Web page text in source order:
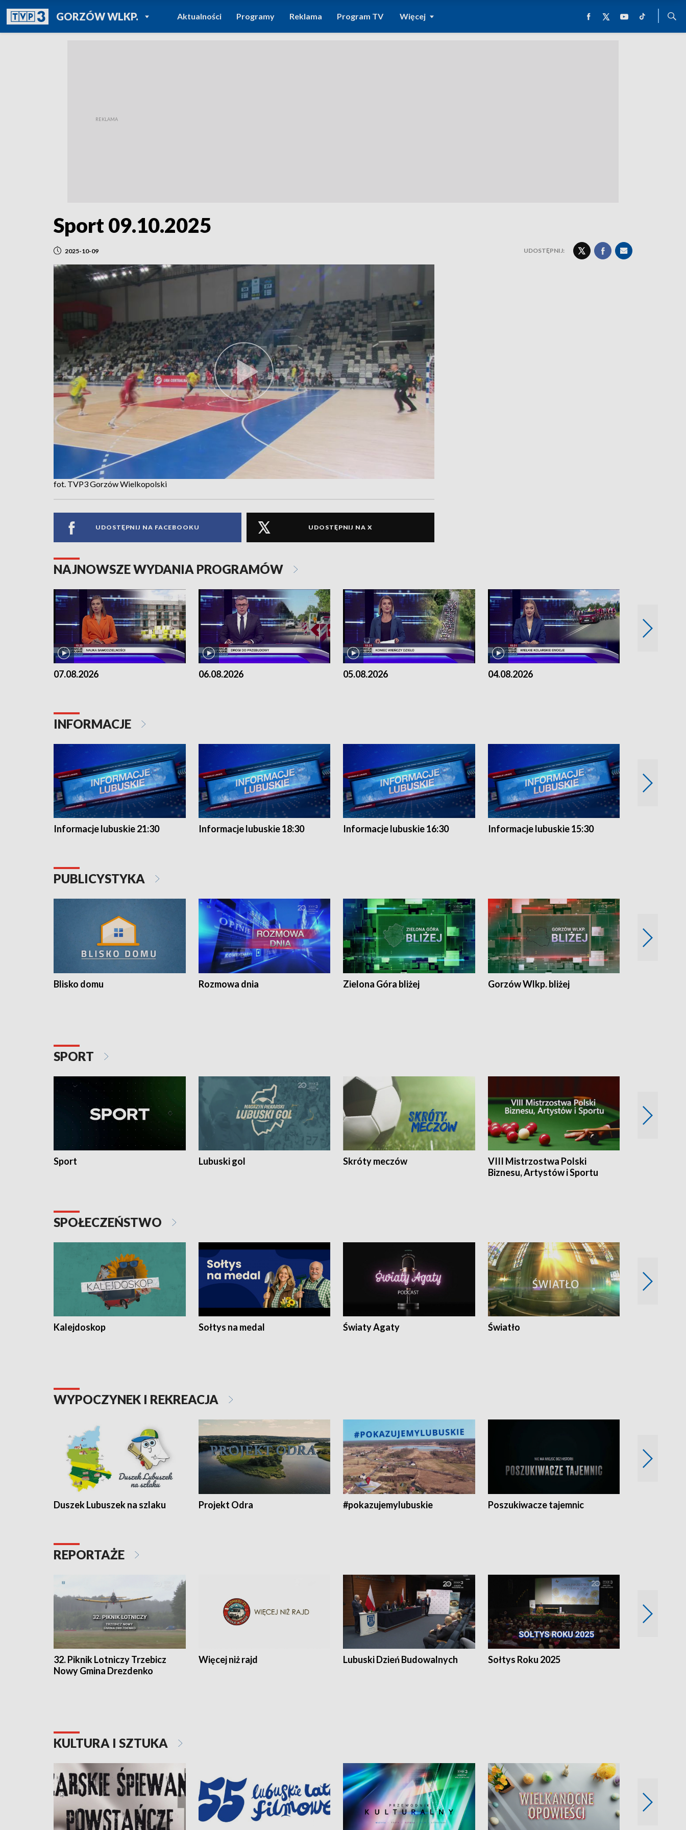
GORZÓW WLKP.POWRÓT DO
TVP REGIONY
Aktualności Programy Reklama Program TV Więcej
Sport 09.10.2025
2025-10-09 UDOSTĘPNIJ:
fot. TVP3 Gorzów Wielkopolski
UDOSTĘPNIJ NA FACEBOOKU UDOSTĘPNIJ NA X
NAJNOWSZE WYDANIA PROGRAMÓW
07.08.2026 06.08.2026 05.08.2026 04.08.2026
INFORMACJE
Informacje lubuskie 21:30 Informacje lubuskie 18:30 Informacje lubuskie 16:30 Informacje lubuskie 15:30
PUBLICYSTYKA
Blisko domu Rozmowa dnia Zielona Góra bliżej Gorzów Wlkp. bliżej
SPORT
Sport Lubuski gol Skróty meczów
VIII Mistrzostwa Polski
Biznesu, Artystów i Sportu
SPOŁECZEŃSTWO
Kalejdoskop Sołtys na medal Światy Agaty Światło
WYPOCZYNEK I REKREACJA
Duszek Lubuszek na szlaku Projekt Odra #pokazujemylubuskie Poszukiwacze tajemnic
REPORTAŻE
32. Piknik Lotniczy Trzebicz
Nowy Gmina Drezdenko
Więcej niż rajd Lubuski Dzień Budowalnych Sołtys Roku 2025
KULTURA I SZTUKA